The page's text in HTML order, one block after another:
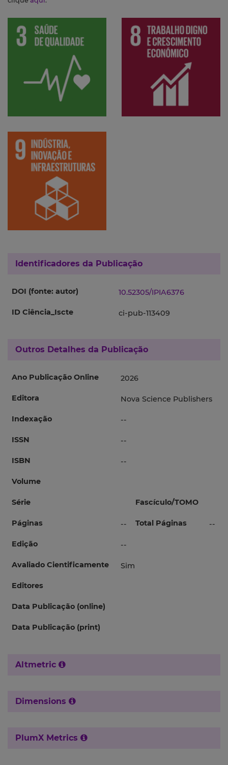
Identificadores da Publicação
DOI (fonte: autor) 10.52305/IPIA6376
ID Ciência_Iscte ci-pub-113409
Outros Detalhes da Publicação
Ano Publicação Online 2026
Editora Nova Science Publishers
Indexação --
ISSN --
ISBN --
Volume
Série Fascículo/TOMO
Páginas -- Total Páginas --
Edição --
Avaliado Cientificamente Sim
Editores
Data Publicação (online)
Data Publicação (print)
Altmetric
Dimensions
PlumX Metrics